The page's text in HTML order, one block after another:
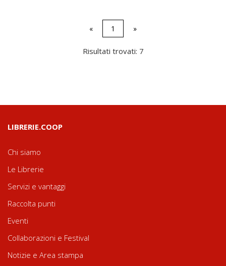
« 1 »
Risultati trovati: 7
LIBRERIE.COOP
Chi siamo
Le Librerie
Servizi e vantaggi
Raccolta punti
Eventi
Collaborazioni e Festival
Notizie e Area stampa